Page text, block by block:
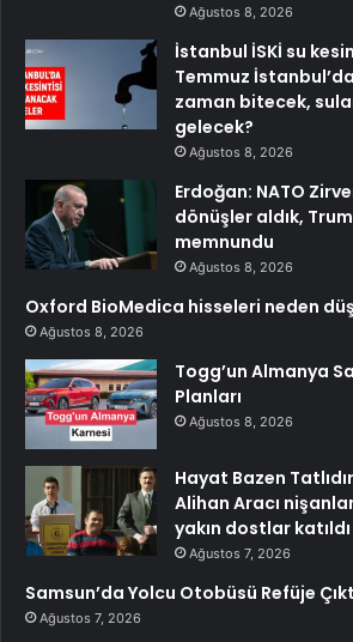
Ağustos 8, 2026
İstanbul İSKİ su
Temmuz
zaman bitecek,
gelecek?
Ağustos 8, 2026
Erdoğan: NATO
dönüşler aldık,
memnundu
Ağustos 8, 2026
Oxford BioMedica hisseleri neden
Ağustos 8, 2026
Togg’un Almanya
Planları
Ağustos 8, 2026
Hayat Bazen
Alihan Aracı
yakın dostlar katıldı
Ağustos 7, 2026
Samsun’da Yolcu Otobüsü Refüje
Ağustos 7, 2026